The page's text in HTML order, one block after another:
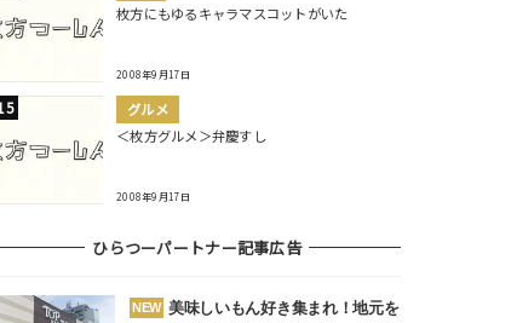
枚方にもゆるキャラマスコットがいた
2008年9月17日
グルメ
＜枚方グルメ＞弁慶すし
2008年9月17日
ひらつーパートナー記事広告
NEW 美味しいもん好き集まれ！地元を